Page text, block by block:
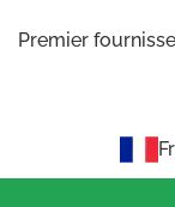
Premier